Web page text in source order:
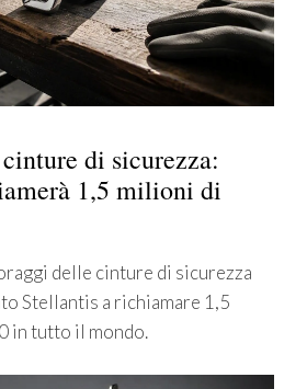
di sicurezza:
1,5 milioni di
delle cinture di sicurezza
Stellantis a richiamare 1,5
in tutto il mondo.